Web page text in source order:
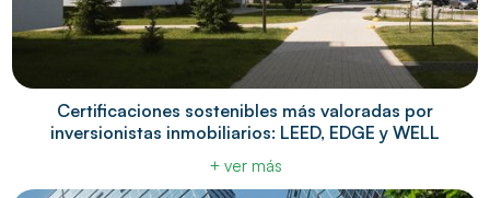
Certificaciones sostenibles más valoradas por
inversionistas inmobiliarios: LEED, EDGE y WELL
+ ver más